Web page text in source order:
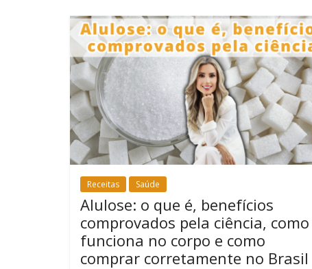
Receitas Saúde
Alulose: o que é, benefícios
comprovados pela ciência, como
funciona no corpo e como
comprar corretamente no Brasil